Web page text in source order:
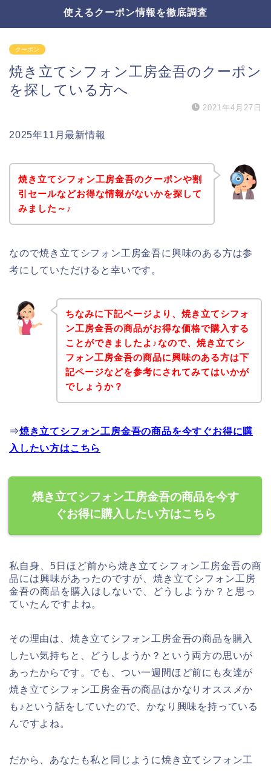
使えるクーポン情報を徹底調査
クーポン
焼き立てシフォン工房金吾のクーポン
を探している方へ
2021年4月27日
2025年11月最新情報
焼き立てシフォン工房金吾のクーポンや割
引セールなどお得な情報がないかを探して
みました～♪
なので焼き立てシフォン工房金吾に興味のある方は参
考にしていただけると幸いです。
ちなみに下記ページより、焼き立てシフォ
ン工房金吾の商品がお得な価格で購入する
ことができましたよ♪なので、焼き立てシ
フォン工房金吾の商品に興味のある方は下
記ページなどを参考にされてみてはいかが
でしょうか？
⇒焼き立てシフォン工房金吾の商品を今すぐお得に購
入したい方はこちら
焼き立てシフォン工房金吾の商品を今す
ぐお得に購入したい方はこちら
私自身、5日ほど前から焼き立てシフォン工房金吾の商
品には興味があったのですが、焼き立てシフォン工房
金吾の商品を購入はしないで、どうしようか？と思っ
ていたんですよね。
その理由は、焼き立てシフォン工房金吾の商品を購入
したい気持ちと、どうしようか？という両方の思いが
あったからです。でも、つい一週間ほど前にも友達が
焼き立てシフォン工房金吾の商品はかなりオススメか
も♪という話をしていたので、かなり興味を持っている
んですよね。
だから、あなたも私と同じように焼き立てシフォン工